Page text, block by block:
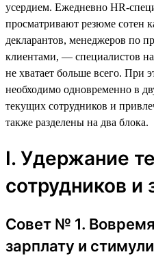
усердием. Ежедневно HR-
просматривают резюме сотен
декларантов, менеджеров по
клиентами, — специалистов
не хватает больше всего. При
необходимо одновременно в
текущих сотрудников и
также разделены на два блока.
I. Удержание
сотрудников и
Совет № 1.
зарплату и